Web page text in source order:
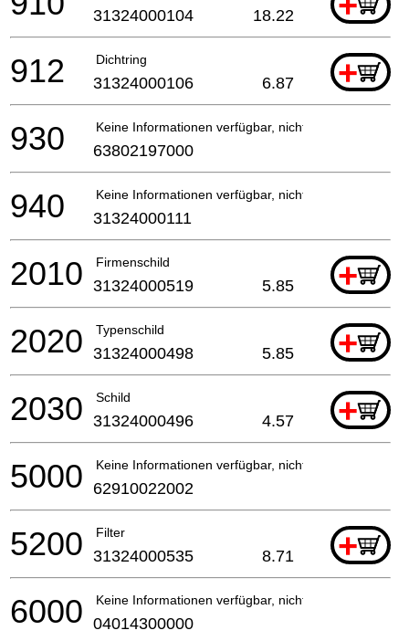
31324000104 18.22
Dichtring +
912 31324000106 6.87
Keine Informationen verfügbar, nicht bestellbar
930 63802197000
Keine Informationen verfügbar, nicht bestellbar
940 31324000111
Firmenschild +
2010 31324000519 5.85
Typenschild +
2020 31324000498 5.85
Schild +
2030 31324000496 4.57
Keine Informationen verfügbar, nicht bestellbar
5000 62910022002
Filter +
5200 31324000535 8.71
Keine Informationen verfügbar, nicht bestellbar
6000 04014300000